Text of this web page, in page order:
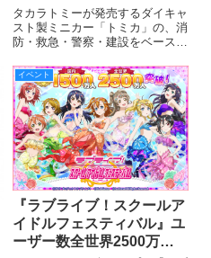
月２日（土）新発売&タレ
ントつるの剛士さんがトミ
カハイパーシリーズ特命隊
長に就任！
タカラトミーが発売するダイキャ
スト製ミニカー「トミカ」の、消
防・救急・警察・建設をベースに
る「トミカハイパーシリーズ」の
１０周年を記念して、新シリーズ
となる「トミカハイパーシリーズ
NEXT STAGE」の新商
イベント
『ラブライブ！スクールア
イドルフェスティバル』ユ
ーザー数全世界2500万人